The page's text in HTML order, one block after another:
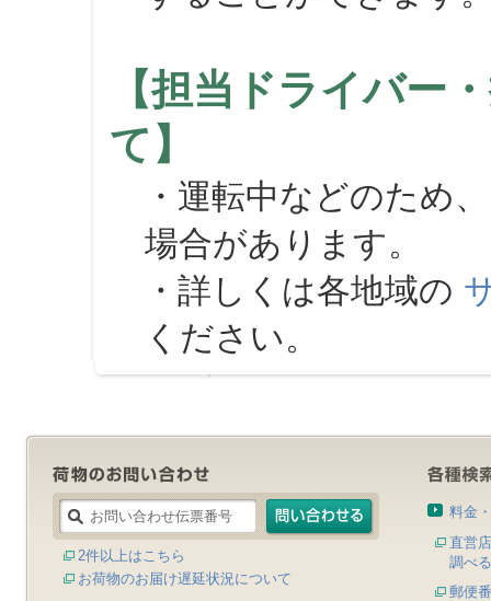
【担当ドライバー
て】
・運転中などのため
場合があります。
・詳しくは各地域の
ください。
2件以上はこちら
お荷物のお届け遅延状況について
料金
直営
調べる
郵便